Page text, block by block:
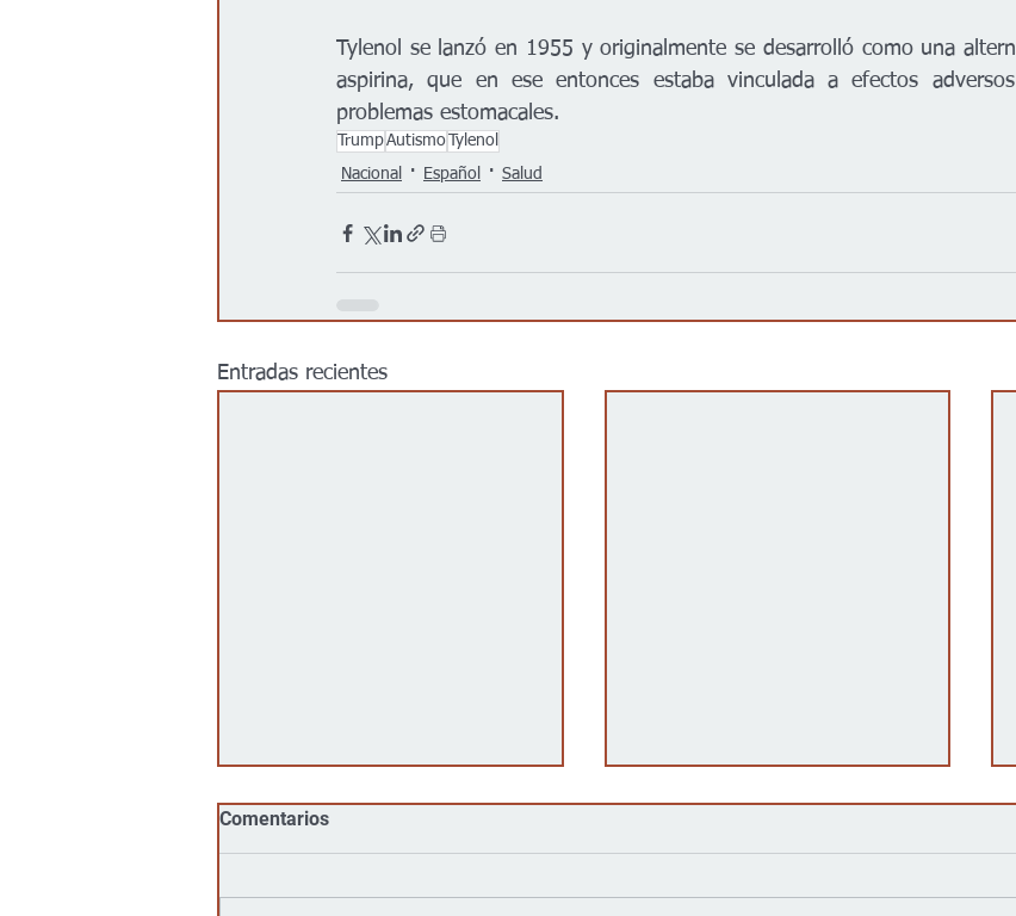
Tylenol se lanzó en 1955 y originalmente se desarrolló como una
aspirina, que en ese entonces estaba vinculada a efectos
problemas estomacales.
TrumpAutismo Tylenol
Nacional
Español Salud
Entradas recientes
Comentarios